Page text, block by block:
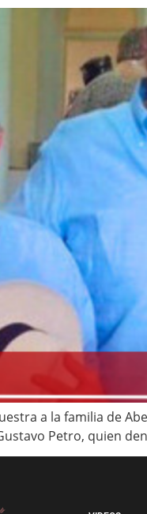
a la familia de
Petro, quien